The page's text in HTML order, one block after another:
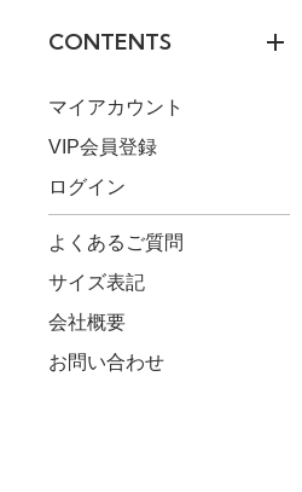
CONTENTS
マイアカウント
VIP会員登録
ログイン
よくあるご質問
サイズ表記
会社概要
お問い合わせ